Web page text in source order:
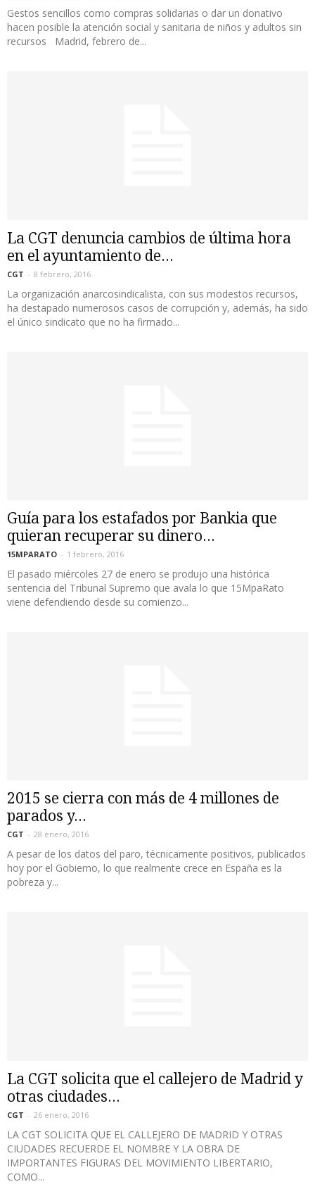
Gestos sencillos como compras solidarias o dar un donativo
hacen posible la atención social y sanitaria de niños y adultos sin
recursos Madrid, febrero de...
La CGT denuncia cambios de última hora
en el ayuntamiento de...
CGT - 8 febrero, 2016
La organización anarcosindicalista, con sus modestos recursos,
ha destapado numerosos casos de corrupción y, además, ha sido
el único sindicato que no ha firmado...
Guía para los estafados por Bankia que
quieran recuperar su dinero...
15MPARATO - 1 febrero, 2016
El pasado miércoles 27 de enero se produjo una histórica
sentencia del Tribunal Supremo que avala lo que 15MpaRato
viene defendiendo desde su comienzo...
2015 se cierra con más de 4 millones de
parados y...
CGT - 28 enero, 2016
A pesar de los datos del paro, técnicamente positivos, publicados
hoy por el Gobierno, lo que realmente crece en España es la
pobreza y...
La CGT solicita que el callejero de Madrid y
otras ciudades...
CGT - 26 enero, 2016
LA CGT SOLICITA QUE EL CALLEJERO DE MADRID Y OTRAS
CIUDADES RECUERDE EL NOMBRE Y LA OBRA DE
IMPORTANTES FIGURAS DEL MOVIMIENTO LIBERTARIO,
COMO...